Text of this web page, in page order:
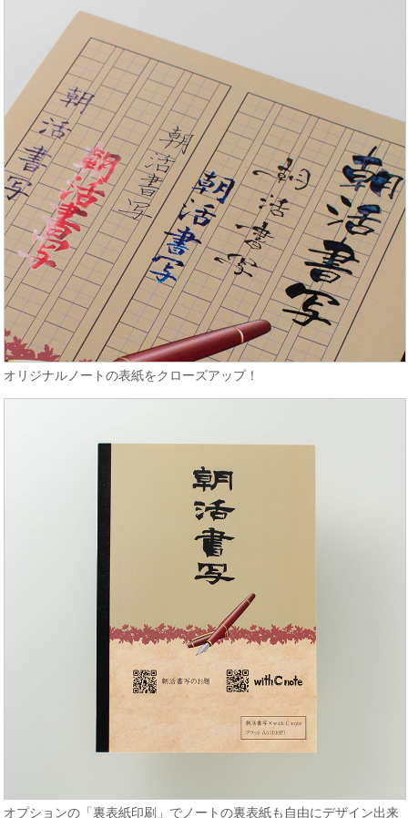
オリジナルノートの表紙をクローズアップ！
オプションの「裏表紙印刷」でノートの裏表紙も自由にデザイン出来